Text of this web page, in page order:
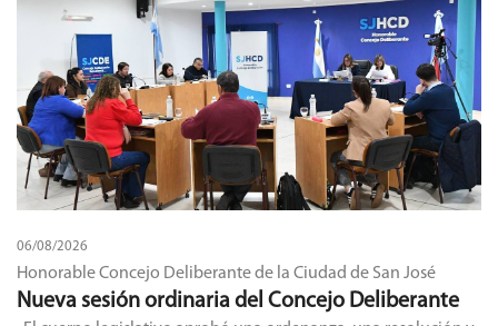
06/08/2026
Honorable Concejo Deliberante de la Ciudad de San José
Nueva sesión ordinaria del Concejo Deliberante